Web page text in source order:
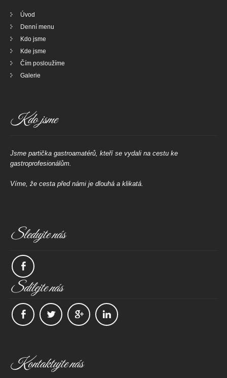
Úvod
Denní menu
Kdo jsme
Kde jsme
Čím posloužíme
Galerie
Kdo jsme
Jsme partička gastroamatérů, kteří se vydali na cestu ke
gastroprofesionálům.
Víme, že cesta před námi je dlouhá a klikatá.
Sledujte nás
Sdílejte nás
Kontaktujte nás